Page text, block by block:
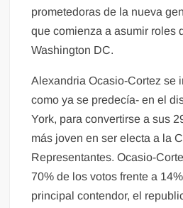
prometedoras de la nueva
que comienza a asumir roles
Washington DC.
Alexandria Ocasio-Cortez se
como ya se predecía- en el
York, para convertirse a sus
más joven en ser electa a la
Representantes. Ocasio-
70% de los votos frente a
principal contendor, el